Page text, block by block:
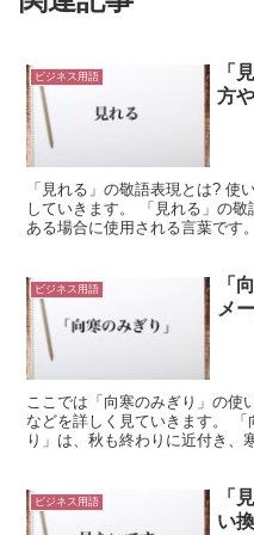
ビジネス用語
「
方
「見れる」の敬語表現とは? 使
していきます。 「見れる」の
ある場合に使用される言葉です
ビジネス用語
「
メ
ここでは「向寒のみぎり」の使
などを詳しく見ていきます。
り」は、秋も終わりに近付き、
ビジネス用語
「
い